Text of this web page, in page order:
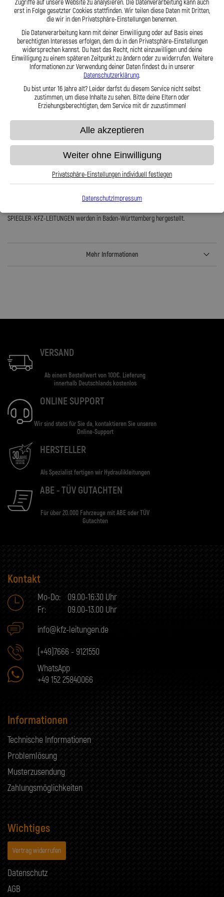
Vorteile einer Stahlflex Einspritzleitung:
Anschlüsse sind zum ausjustieren verdrehbar
werden
Exakter Druckpunkt
Nicht entflammbar
Sicher gegen Marderverbiss
Wir sind verifiziert und fertigen nach KBA Vorgaben
Trägt zur Leistungssteigerung bei
Druck- und Vacuum geeignet
Verhindert Leistungsverlust durch pulsieren
Nahezu unbegrenzt haltbar
Lieferumfang:
6x Stahlflex Einspritzleitungen + Kupfer Dichtringe (falls benötigt)
Stahlflex Einspritzleitungen für Ihren Mercedes 280 SEL sind im Gegensatz zu den
originalen Gummischläuchen nahezu unbegrenzt haltbar.
Zu unsere Stärken gehören Sonder- und Serienanfertigungen. Dabei erfüllen wir
Für Ihren Mercedes 280 SEL verwenden wir hochfeste Edelstahlanschlüsse.
SPIEGLER-KFZ-LEITUNGEN werden in Baden-Württemberg hergestellt.
Mehr Informationen
VERSAND
Ab einem Bestellwert von 100€. Lieferung
innerhalb Deutschlands kostenlos
ONLINE SUPPORT
Wir sind stets für Sie da, kontaktieren Sie unseren
Online-Support
HERSTELLER
Als Spezialist fertigen wir Hydraulikleitungen
ABE - TÜV GUTACHTEN
Für über 20.000 Fahrzeuge mit ABE oder TÜV
Gutachten
Kontakt
Mo-Do:
09.00-16:30 Uhr
Fr:
09.00-13.00 Uhr
info@kfz-leitungen.de
(+49)7666 - 9121550
WhatsApp
+49 152 25840066
Informationen
Technische Informationen
Problemlösung
Musterzusendung
Zahlungsmöglichkeiten
Wichtiges
Vertrag widerrufen
Datenschutz
AGB
Zugriffe auf unsere Website zu analysieren. Die Datenverarbeitung kann auch
erst in Folge gesetzter Cookies stattfinden. Wir teilen diese Daten mit Dritten,
die wir in den Privatsphäre-Einstellungen benennen.
Die Datenverarbeitung kann mit deiner Einwilligung oder auf Basis eines
berechtigten Interesses erfolgen, dem du in den Privatsphäre-Einstellungen
widersprechen kannst. Du hast das Recht, nicht einzuwilligen und deine
Einwilligung zu einem späteren Zeitpunkt zu ändern oder zu widerrufen. Weitere
Informationen zur Verwendung deiner Daten findest du in unserer
Datenschutzerklärung.
Du bist unter 16 Jahre alt? Leider darfst du diesem Service nicht selbst
zustimmen, um diese Inhalte zu sehen. Bitte deine Eltern oder
Erziehungsberechtigten, dem Service mit dir zuzustimmen!
Alle akzeptieren
Weiter ohne Einwilligung
Privatsphäre-Einstellungen individuell festlegen
DatenschutzImpressum